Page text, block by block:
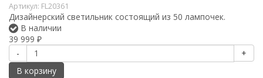
Артикул: FL20361
Дизайнерский светильник состоящий из 50 лампочек.
В наличии
39 999 ₽
-
+
В корзину